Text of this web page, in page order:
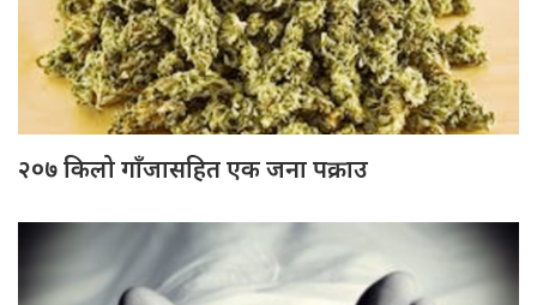
२०७ किलो गाँजासहित एक जना पक्राउ